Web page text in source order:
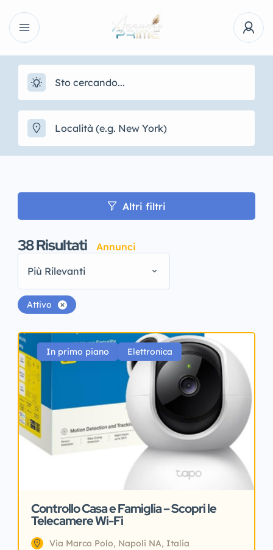
Altri filtri
38Risultati
Annunci
Più Rilevanti
Attivo
In primo piano Elettronica
Controllo Casa e Famiglia – Scopri le
Telecamere Wi-Fi
Via Marco Polo, Napoli NA, Italia